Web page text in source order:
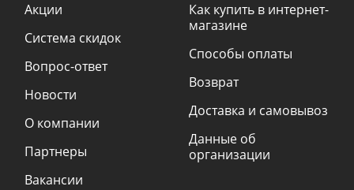
Акции
Система скидок
Вопрос-ответ
Новости
О компании
Партнеры
Вакансии
Как купить в интернет-
магазине
Способы оплаты
Возврат
Доставка и самовывоз
Данные об
организации